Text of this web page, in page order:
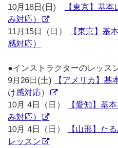
10月18日(日)
【東京】基
み対応）
11月15日（日）
【東京】基
感対応）
●インストラクターのレッス
9月26日(土)
【アメリカ】基
け感対応）
10月 4日（日）
【愛知】基
み対応）
10月 4日（日）
【山形】た
レッスン